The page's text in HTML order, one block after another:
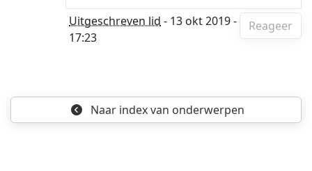
Reageer
Uitgeschreven lid - 13 okt 2019 -
17:23
Naar indexvan onderwerpen